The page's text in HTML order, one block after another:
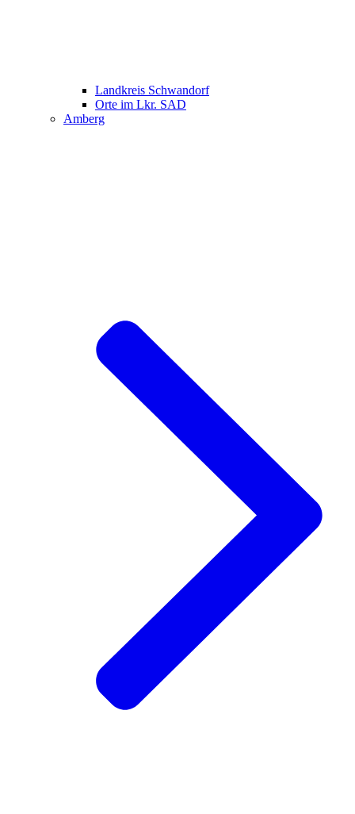
Landkreis Schwandorf
Orte im Lkr. SAD
Amberg